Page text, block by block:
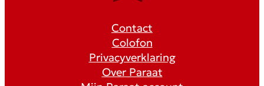
Contact
Colofon
Privacyverklaring
Over Paraat